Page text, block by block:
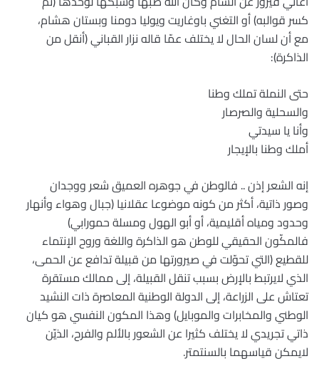
كسر قوالبه) أو التغني باوغاريت ويوليا دومنا وبستان هشام،
مع أن لسان الحال لا يختلف عمّا قاله نزار القباني (أنقل من
الذاكرة):
حتى النملة تملك وطنا
والسحلية والصرصار
وأنا يا سيدتي
أملك وطنا بالإيجار
إنه الشعر إذن .. فالوطن في جوهره العميق شعر ووجدان
وصور ذاتية، أكثر من كونه موضوعا عقلانيا (جبال وهواء وأنهار
وحدود ومياه أقليمية، أو أبو الهول ومسلة حمورابي)
فالمكّون الحقيقي للوطن هو الذاكرة واللغة وروح الإنتماء
للقطيع (التي تحوّلت في صيرورتها من قبيلة تدافع عن الحمى،
الذي لايرتبط بالإرض بسبب تنقل القبيلة، إلى ممالك مستقرة
تعتاش على الزراعة، إلى الدولة الوطنية المعاصرة ذات النشيد
الوطني والمخابرات والموبايل) وهذا المكون النفسي هو كيان
ذاتي تجريدي لا يختلف كثيرا عن الشعور بالألم والفرح، الذيّن
لايمكن قياسهما بالسنتمتر.